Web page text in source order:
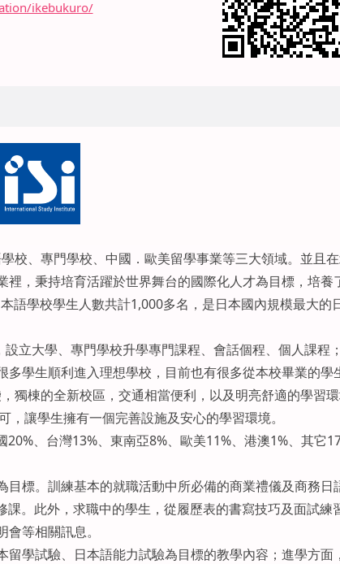
ikebukuro/
校、專門學校、中國．歐美留學事業等三大領域。並且
，秉持培育活躍於世界舞台的國際化人才為目標，培養
語學校學生人數共計1,000多名，是日本國內規模最大的
立大學、專門學校升學專門課程、會話個程、個人課程
學生順利進入理想學校，目前也有很多從本校畢業的學
獨棟的全新校區，交通相當便利，以及明亮舒適的學習環
讓學生擁有一個完善設施及安心的學習環境。
、台灣13%、東南亞8%、歐美11%、港澳1%、其它
目標。訓練基本的就職活動中所必備的商業禮儀及商務日
課。此外，求職中的學生，從履歷表的書寫技巧及面試練
等相關訊息。
留學試驗、日本語能力試驗為目標的教學內容；進學方面